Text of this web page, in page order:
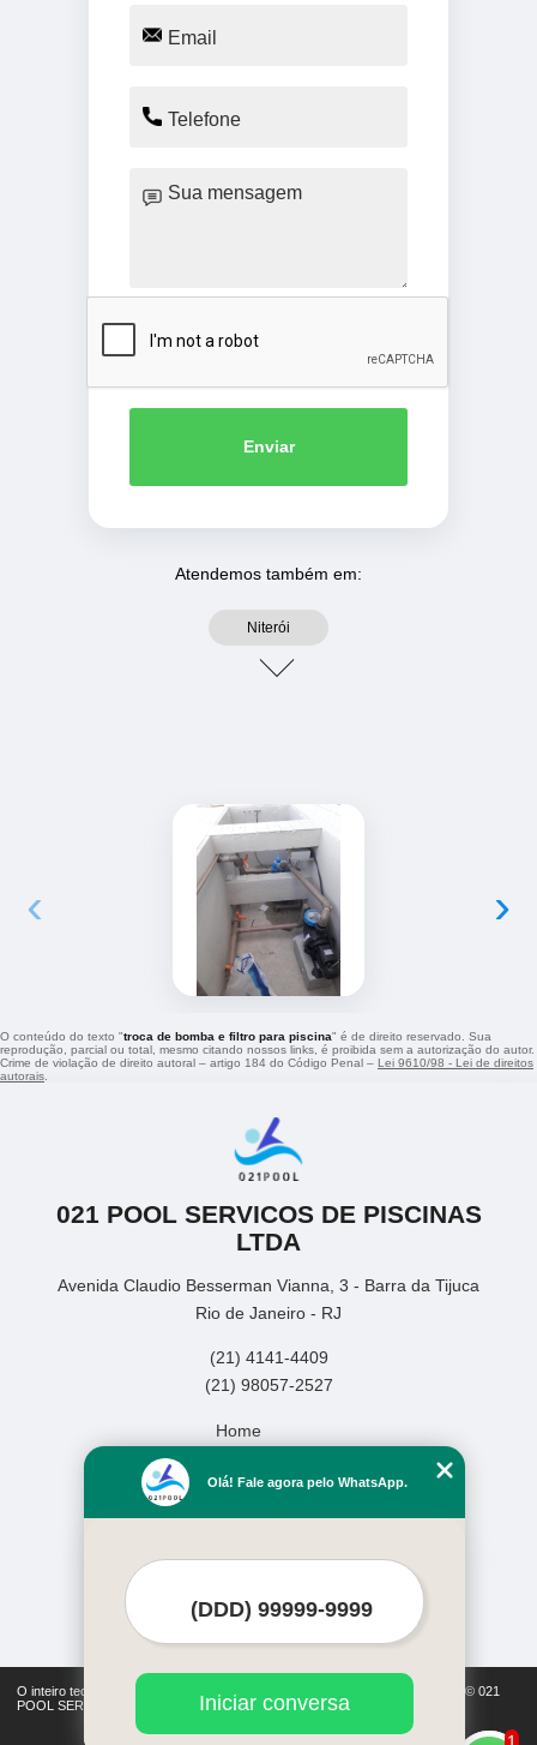
Enviar
Atendemos também em:
Niterói
‹ ›
O conteúdo do texto "troca de bomba e filtro para piscina" é de direito reservado. Sua
reprodução, parcial ou total, mesmo citando nossos links, é proibida sem a autorização do autor.
Crime de violação de direito autoral – artigo 184 do Código Penal – Lei 9610/98 - Lei de direitos
autorais
021 POOL SERVICOS DE PISCINAS
LTDA
Avenida Claudio Besserman Vianna, 3 - Barra da Tijuca
Rio de Janeiro - RJ
(21) 4141-4409
(21) 98057-2527
Home
Missão
O inteiro teor deste site está sujeito à proteção de direitos autorais. Copyright© 021
POOL SERVICOS DE PISCINAS LTDA (Lei 9610 de 19/02/1998)
Olá! Fale agora pelo WhatsApp.
Iniciar conversa